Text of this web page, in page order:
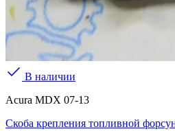
В наличии
Acura MDX 07-13
Скоба крепления топливной